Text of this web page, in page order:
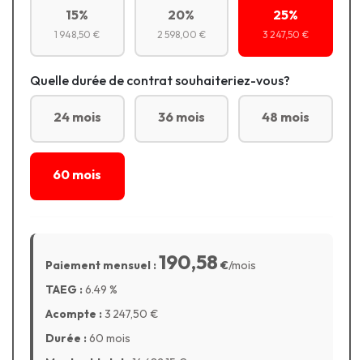
15%
1 948,50 €
20%
2 598,00 €
25%
3 247,50 €
Quelle durée de contrat souhaiteriez-vous?
24 mois 36 mois 48 mois
60 mois
Paiement mensuel :190,58 €/mois
TAEG :6.49 %
Acompte :3 247,50 €
Durée :60 mois